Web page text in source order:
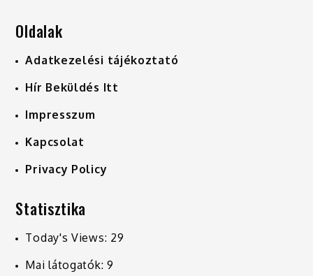
Oldalak
Adatkezelési tájékoztató
Hír Beküldés Itt
Impresszum
Kapcsolat
Privacy Policy
Statisztika
Today's Views: 29
Mai látogatók: 9